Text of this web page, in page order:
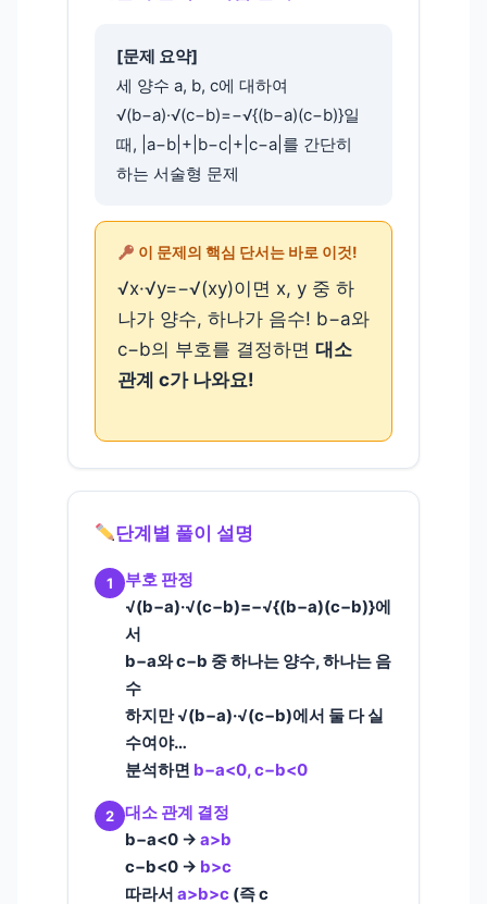
[문제 요약]
세 양수 a, b, c에 대하여
√(b−a)·√(c−b)=−√{(b−a)(c−b)}일
때, |a−b|+|b−c|+|c−a|를 간단히
하는 서술형 문제
이 문제의 핵심 단서는 바로 이것!
√x·√y=−√(xy)이면 x, y 중 하
나가 양수, 하나가 음수! b−a와
c−b의 부호를 결정하면 대소
관계 c가 나와요!
단계별 풀이 설명
1
부호 판정
√(b−a)·√(c−b)=−√{(b−a)(c−b)}에
서
b−a와 c−b 중 하나는 양수, 하나는 음
수
하지만 √(b−a)·√(c−b)에서 둘 다 실
수여야…
분석하면 b−a<0, c−b<0
2
대소 관계 결정
b−a<0 → a>b
c−b<0 → b>c
따라서 a>b>c (즉 c